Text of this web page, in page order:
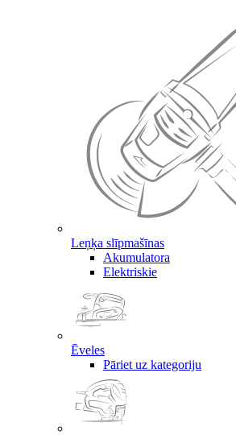
Leņķa slīpmašīnas
Akumulatora
Elektriskie
Ēveles
Pāriet uz kategoriju